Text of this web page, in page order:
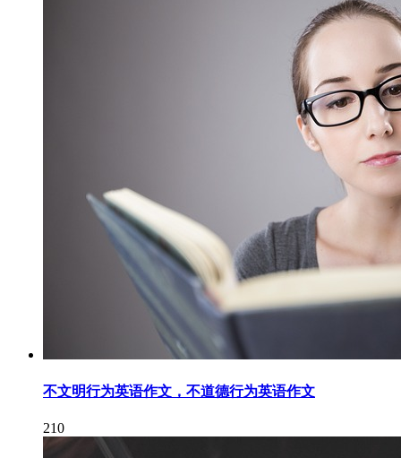
不文明行为英语作文，不道德行为英语作文
210